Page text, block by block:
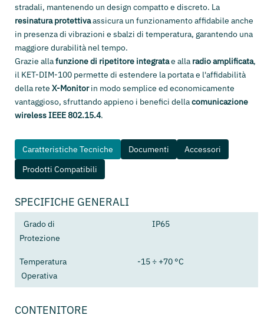
stradali, mantenendo un design compatto e discreto. La
resinatura protettivaassicura un funzionamento affidabile anche
in presenza di vibrazioni e sbalzi di temperatura, garantendo una
maggiore durabilità nel tempo.
Grazie allafunzione di ripetitore integratae alla radio amplificata,
il KET-DIM-100 permette di estendere la portata e l'affidabilità
della rete X-Monitorin modo semplice ed economicamente
vantaggioso, sfruttando appieno i benefici dellacomunicazione
wireless IEEE 802.15.4.
Caratteristiche Tecniche Documenti
Accessori
Prodotti Compatibili
SPECIFICHE GENERALI
Grado di
Protezione
IP65
Temperatura
Operativa
-15 ÷ +70 °C
CONTENITORE